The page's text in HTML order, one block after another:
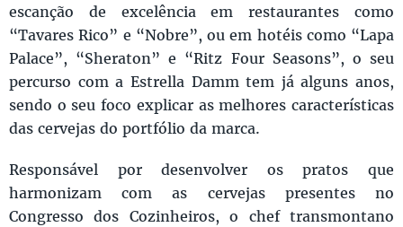
escanção de excelência em restaurantes como
“Tavares Rico” e “Nobre”, ou em hotéis como “Lapa
Palace”, “Sheraton” e “Ritz Four Seasons”, o seu
percurso com a Estrella Damm tem já alguns anos,
sendo o seu foco explicar as melhores características
das cervejas do portfólio da marca.
Responsável por desenvolver os pratos que
harmonizam com as cervejas presentes no
Congresso dos Cozinheiros, o chef transmontano